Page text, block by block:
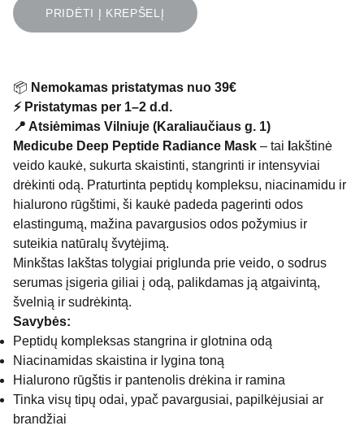
PRIDĖTI Į KREPŠELĮ
📦 Nemokamas pristatymas nuo 39€
⚡ Pristatymas per 1–2 d.d.
📍 Atsiėmimas Vilniuje (Karaliaučiaus g. 1)
Medicube Deep Peptide Radiance Mask – tai akštinė
veido kaukė, sukurta skaistinti, stangrinti ir intensyviai
drėkinti odą. Praturtinta peptidų kompleksu, niacinamidu ir
hialurono rūgštimi, ši kaukė padeda pagerinti odos
elastingumą, mažina pavargusios odos požymius ir
suteikia natūralų švytėjimą.
Minkštas lakštas tolygiai priglunda prie veido, o sodrus
serumas įsigeria giliai į odą, palikdamas ją atgaivintą,
švelnią ir sudrėkintą.
Savybės:
Peptidų kompleksas stangrina ir glotnina odą
Niacinamidas skaistina ir lygina toną
Hialurono rūgštis ir pantenolis drėkina ir ramina
Tinka visų tipų odai, ypač pavargusiai, papilkėjusiai ar
brandžiai